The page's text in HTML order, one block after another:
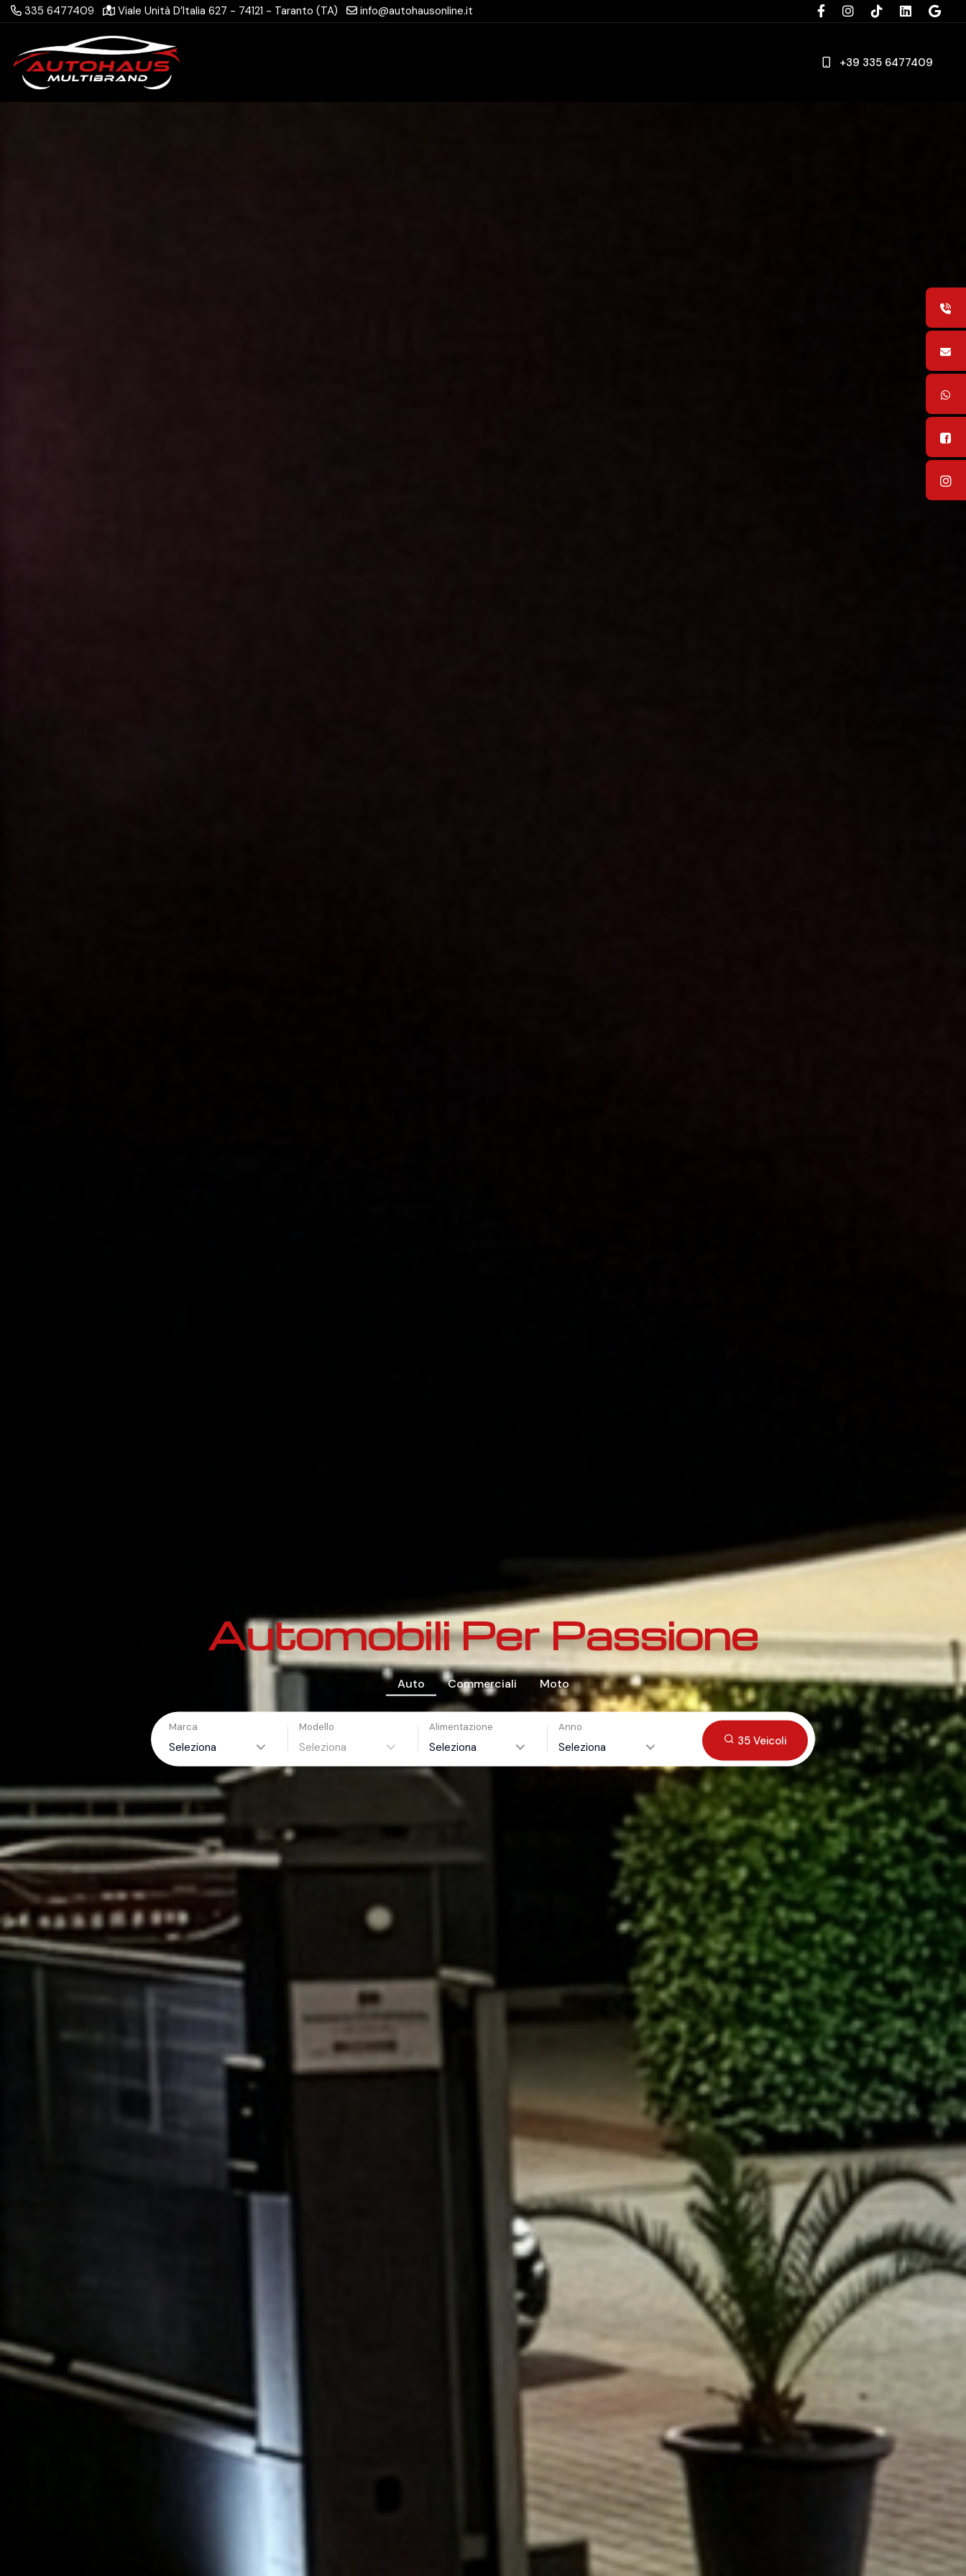
335 6477409 Viale Unità D’Italia 627 - 74121 - Taranto (TA) info@autohausonline.it
+39 335 6477409
Automobili Per Passione
Auto Commerciali Moto
Marca
Seleziona
Modello
Seleziona
Alimentazione
Seleziona
Anno
Seleziona 35 Veicoli